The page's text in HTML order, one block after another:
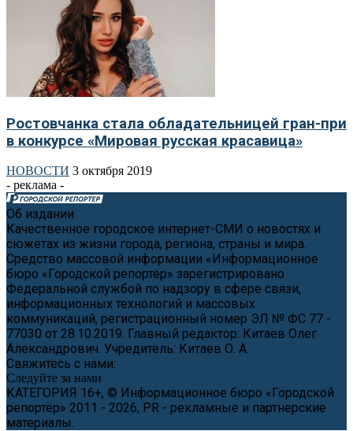
Ростовчанка стала обладательницей гран-при
в конкурсе «Мировая русская красавица»
НОВОСТИ 3 октября 2019
- реклама -
Об издании
Качественное городское интернет-СМИ о новостях и
сюжетах из жизни города, региона, страны и мира.
Средство массовой информации «Информационное
бюро «Городской репортёр» зарегистрировано
Федеральной службой по надзору в сфере связи,
информационных технологий и массовых
коммуникаций, регистрационный номер ЭЛ № ФС 77 -
77030 от 28.10.2019. Главный редактор: Китаев Олег
Александрович. Учредитель: Китаев О. А.
Свяжитесь с нами:
Следуйте за нами
КАТЕГОРИЯ 16+, © Информационное бюро «Городской
репортёр» 2011 - 2026, PR - рекламные и партнерские
материалы.